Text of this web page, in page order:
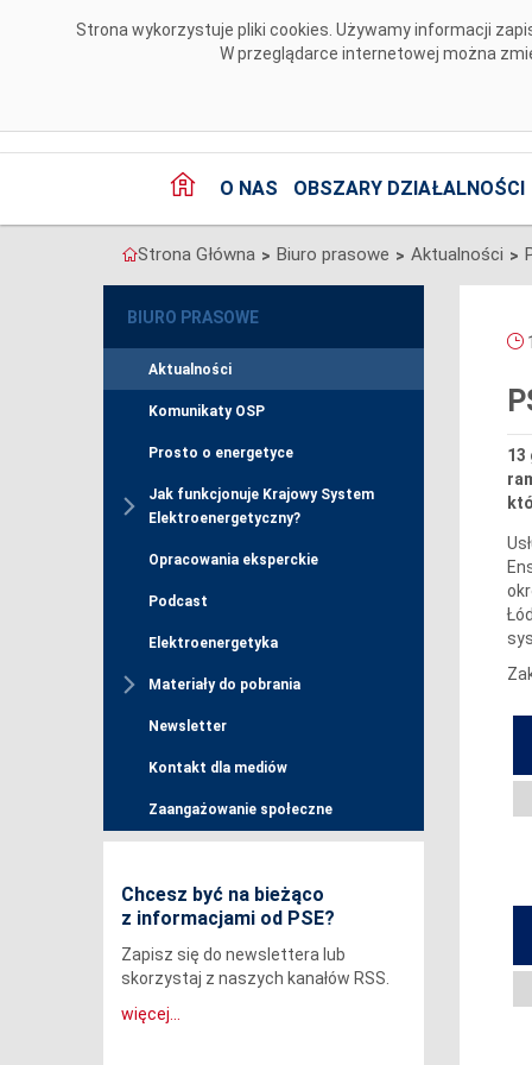
Strona wykorzystuje pliki cookies. Używamy informacji
W przeglądarce internetowej można
O NAS OBSZARY DZIAŁALNOŚCI
Strona Główna > Biuro prasowe > Aktualności >
BIURO PRASOWE
Aktualności
Komunikaty OSP
Prosto o energetyce
Jak funkcjonuje Krajowy System
Elektroenergetyczny?
Opracowania eksperckie
Podcast
Elektroenergetyka
Materiały do pobrania
Newsletter
Kontakt dla mediów
Zaangażowanie społeczne
Chcesz być na bieżąco
z informacjami od PSE?
Zapisz się do newslettera lub
skorzystaj z naszych kanałów RSS.
więcej...
13